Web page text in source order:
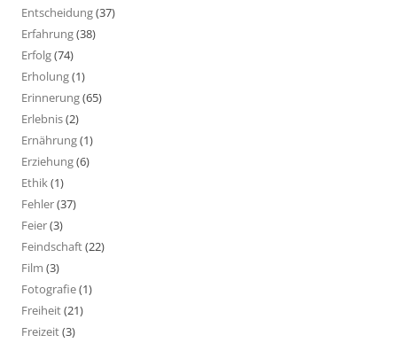
Entscheidung(37)
Erfahrung(38)
Erfolg(74)
Erholung(1)
Erinnerung(65)
Erlebnis(2)
Ernährung(1)
Erziehung(6)
Ethik(1)
Fehler(37)
Feier(3)
Feindschaft(22)
Film (3)
Fotografie(1)
Freiheit(21)
Freizeit(3)